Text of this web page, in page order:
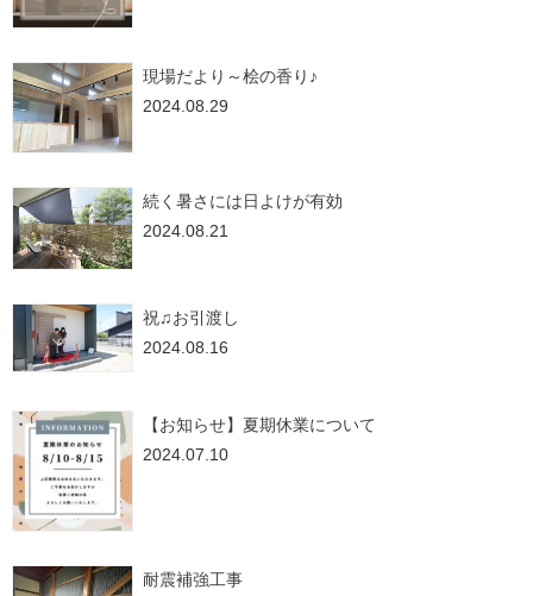
現場だより～桧の香り♪
2024.08.29
続く暑さには日よけが有効
2024.08.21
祝♫お引渡し
2024.08.16
【お知らせ】夏期休業について
2024.07.10
耐震補強工事